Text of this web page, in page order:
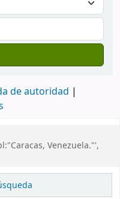
de autoridad
Venezuela."',